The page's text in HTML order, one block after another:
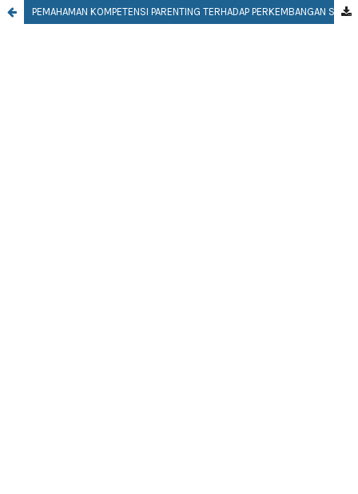
PEMAHAMAN KOMPETENSI PARENTING TERHADAP PERKEMBANGAN SOSIAL ANAK (STUDI KASUS PADA KELOMPOK BERMAIN DI PAKEM, SLEMAN)